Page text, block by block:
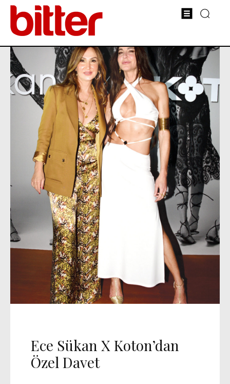
Ece Sükan X Koton’dan
Özel Davet